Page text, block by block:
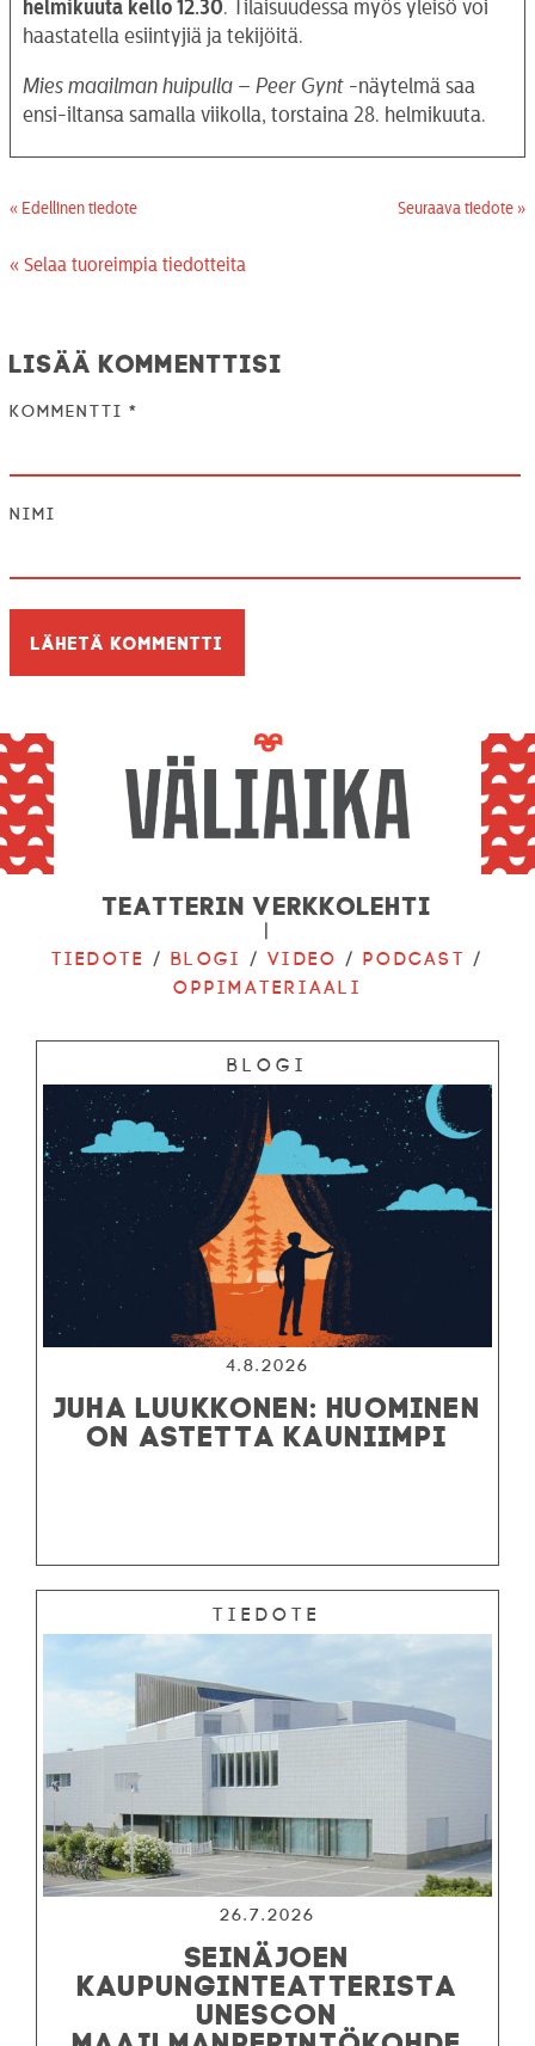
helmikuuta kello 12.30 . Tilaisuudessa myös yleisö voi
haastatella esiintyjiä ja tekijöitä.
Mies maailman huipulla – Peer Gynt -näytelmä saa
ensi-iltansa samalla viikolla, torstaina 28. helmikuuta.
« Edellinen tiedote Seuraava tiedote »
« Selaa tuoreimpia tiedotteita
Lisää kommenttisi
Kommentti *
Nimi
Teatterin verkkolehti
|
Tiedote /Blogi /Video /Podcast /
Oppimateriaali
Blogi
4.8.2026
JUHA LUUKKONEN: HUOMINEN
ON ASTETTA KAUNIIMPI
Tiedote
26.7.2026
SEINÄJOEN
KAUPUNGINTEATTERISTA
UNESCON
MAAILMANPERINTÖKOHDE